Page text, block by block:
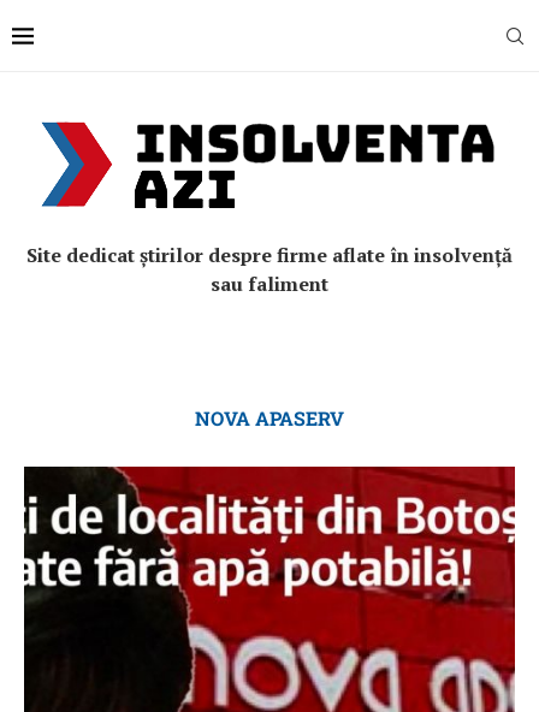
Site dedicat știrilor despre firme aflate în insolvență
sau faliment
NOVA APASERV